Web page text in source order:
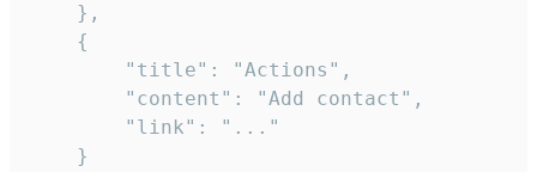
    },
    {
        "title": "Actions",
        "content": "Add contact",
        "link": "..."
    }